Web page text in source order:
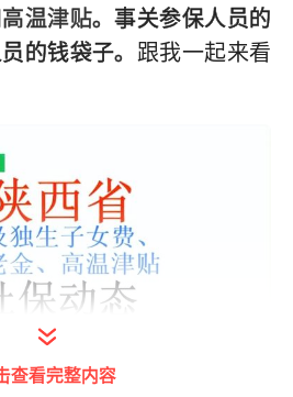
温津贴。事关参保人员的
的钱袋子。 跟我一起来看
查看完整内容